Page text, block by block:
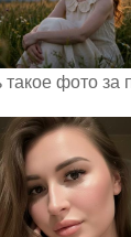
такое фото за